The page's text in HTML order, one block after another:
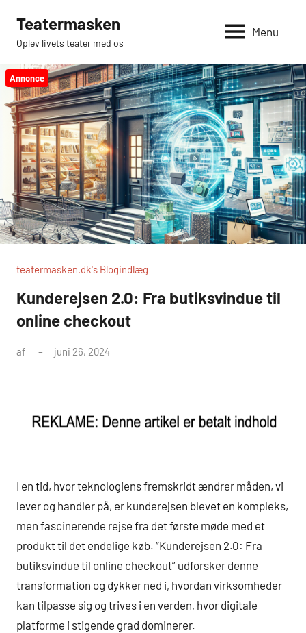
indhold
Teatermasken
Oplev livets teater med os
Menu
Annonce
teatermasken.dk's Blogindlæg
Kunderejsen 2.0: Fra butiksvindue til
online checkout
af juni 26, 2024
I en tid, hvor teknologiens fremskridt ændrer måden, vi
lever og handler på, er kunderejsen blevet en kompleks,
men fascinerende rejse fra det første møde med et
produkt til det endelige køb. “Kunderejsen 2.0: Fra
butiksvindue til online checkout” udforsker denne
transformation og dykker ned i, hvordan virksomheder
kan tilpasse sig og trives i en verden, hvor digitale
platforme i stigende grad dominerer.